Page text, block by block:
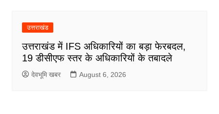
उत्तराखंड
उत्तराखंड में IFS अधिकारियों का बड़ा फेरबदल,
19 डीसीएफ स्तर के अधिकारियों के तबादले
देवभूमि खबर August 6, 2026